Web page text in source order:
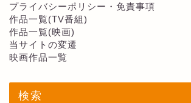
プライバシーポリシー・免責事項
作品一覧(TV番組)
作品一覧(映画)
当サイトの変遷
映画作品一覧
検索